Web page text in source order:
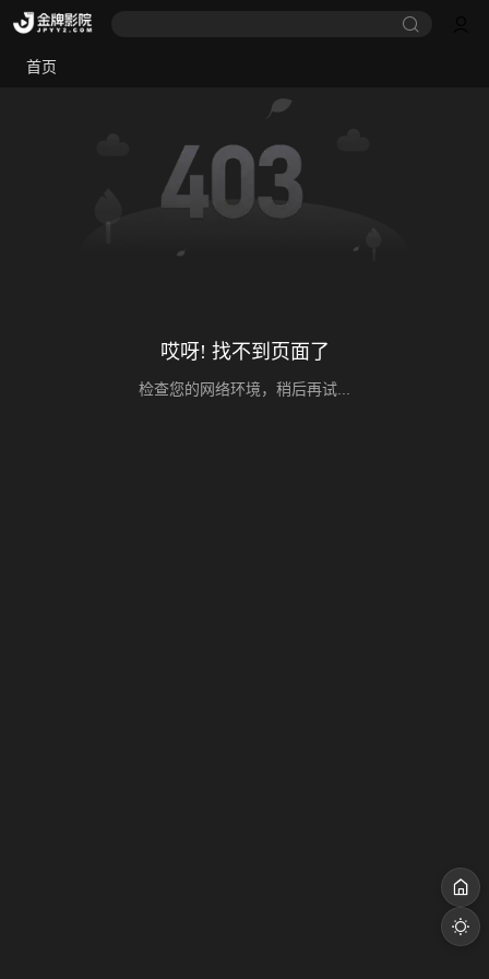
首页
哎呀! 找不到页面了
检查您的网络环境，稍后再试...